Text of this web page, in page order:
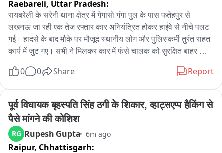
Raebareli, Uttar Pradesh:
रायबरेली के सरेनी थाना क्षेत्र में गेगासो गंगा पुल के पास फतेहपुर से
लखनऊ जा रही एक तेज रफ्तार कार अनियंत्रित होकर हाईवे से नीचे पलट
गई। हादसे के बाद मौके पर मौजूद स्थानीय लोग और पुलिसकर्मी तुरंत राहत
कार्य में जुट गए। सभी ने मिलकर कार में फंसे चालक को सुरक्षित बाहर
अकेला सवार था। सूचना पर पहुंची पुलिस ने वाहन को हटवाकर यातायात
0 0 Share Report
पूर्व विधायक बृहस्पति सिंह ठगी के शिकार, व्हाट्सएप्प हैकिंग से
पैसे मांगने की कोशिश
RG Rupesh Gupta 6m ago
Raipur, Chhattisgarh: